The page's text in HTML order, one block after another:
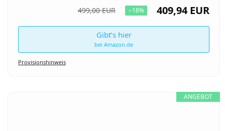
499,00 EUR −18% 409,94 EUR
Gibt’s hier
bei Amazon.de
Provisionshinweis
ANGEBOT